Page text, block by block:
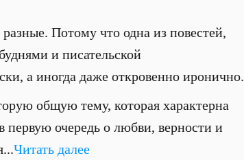
Потому что одна из повестей,
и писательской
а иногда даже откровенно иронично.
общую тему, которая характерна
первую очередь о любви, верности и
Читать далее